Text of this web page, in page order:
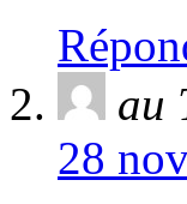
au
28